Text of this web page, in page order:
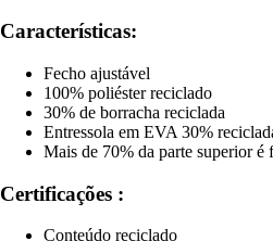
Características:
Fecho ajustável
100% poliéster reciclado
30% de borracha reciclada
Entressola em EVA 30%
Mais de 70% da parte superior é
Certificações :
Conteúdo reciclado